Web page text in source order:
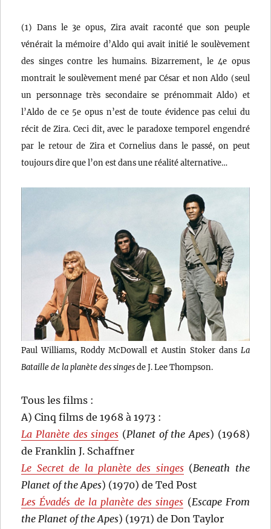
(1) Dans le 3e opus, Zira avait raconté que son peuple
vénérait la mémoire d’Aldo qui avait initié le soulèvement
des singes contre les humains. Bizarrement, le 4e opus
montrait le soulèvement mené par César et non Aldo (seul
un personnage très secondaire se prénommait Aldo) et
l’Aldo de ce 5e opus n’est de toute évidence pas celui du
récit de Zira. Ceci dit, avec le paradoxe temporel engendré
par le retour de Zira et Cornelius dans le passé, on peut
toujours dire que l’on est dans une réalité alternative…
Paul Williams, Roddy McDowall et Austin Stoker dans La
Bataille de la planète des singesde J. Lee Thompson.
Tous les films :
A) Cinq films de 1968 à 1973 :
La Planète des singes (Planet of the Apes) (1968)
de Franklin J. Schaffner
Le Secret de la planète des singes(Beneath the
Planet of the Apes) (1970) de Ted Post
Les Évadés de la planète des singes (Escape From
the Planet of the Apes) (1971) de Don Taylor